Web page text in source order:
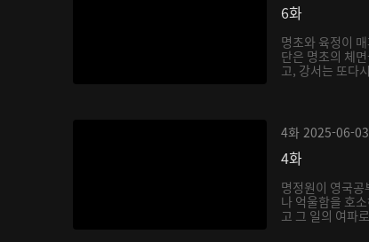
6화
명초와 육정이
단은 명초의 체
고, 강서는 또다
4화 2025-06-03
4화
명정원이 영국
나 억울함을 호
고 그 일의 여파